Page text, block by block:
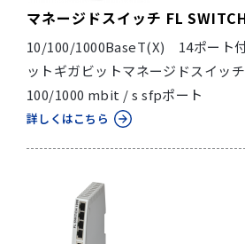
マネージドスイッチ FL
10/100/1000BaseT(X) 14ポート
ットギガビットマネージドスイッ
100/1000 mbit / s sfpポート
詳しくはこちら